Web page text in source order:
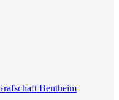
Bentheim